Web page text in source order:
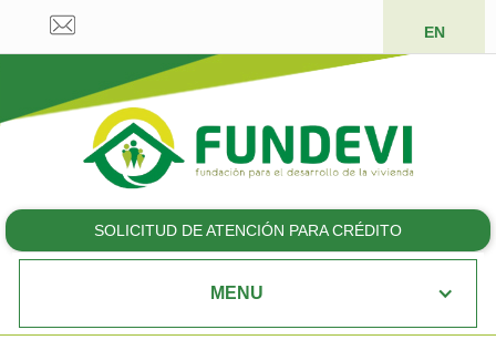
EN
SOLICITUD DE ATENCIÓN PARA CRÉDITO
MENU